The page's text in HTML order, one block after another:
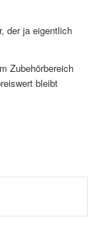
der ja eigentlich
Zubehörbereich
bleibt